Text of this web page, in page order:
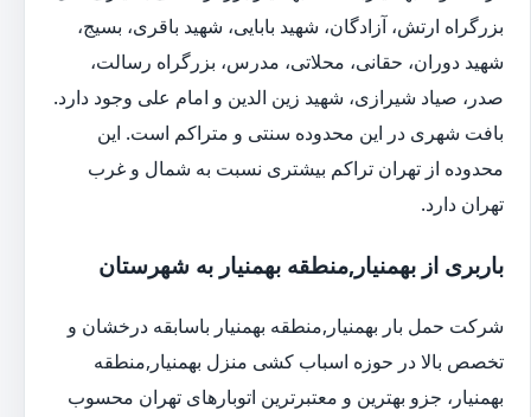
بزرگراه ارتش، آزادگان، شهید بابایی، شهید باقری، بسیج،
شهید دوران، حقانی، محلاتی، مدرس، بزرگراه رسالت،
صدر، صیاد شیرازی، شهید زین الدین و امام علی وجود دارد.
بافت شهری در این محدوده سنتی و متراکم است. این
محدوده از تهران تراکم بیشتری نسبت به شمال و غرب
تهران دارد.
باربری از بهمنیار,منطقه بهمنیار به شهرستان
شرکت حمل بار بهمنیار,منطقه بهمنیار باسابقه درخشان و
تخصص بالا در حوزه اسباب کشی منزل بهمنیار,منطقه
بهمنیار، جزو بهترین و معتبرترین اتوبارهای تهران محسوب